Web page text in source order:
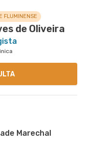
FLUMINENSE
de Oliveira
Marechal